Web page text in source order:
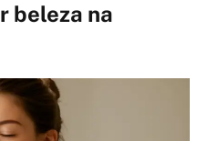
beleza na